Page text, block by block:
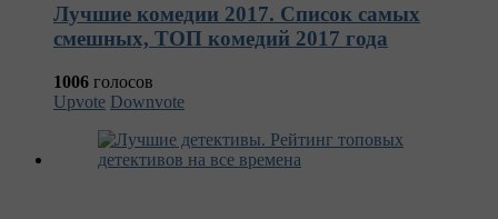
Лучшие комедии 2017. Список самых
смешных, ТОП комедий 2017 года
1006 голосов
Upvote Downvote